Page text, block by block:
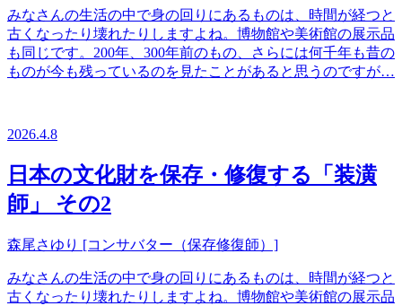
みなさんの生活の中で身の回りにあるものは、時間が経つと
古くなったり壊れたりしますよね。博物館や美術館の展示品
も同じです。200年、300年前のもの、さらには何千年も昔の
ものが今も残っているのを見たことがあると思うのですが…
2026.4.8
日本の文化財を保存・修復する「装潢
師」 その2
森尾さゆり [コンサバター（保存修復師）]
みなさんの生活の中で身の回りにあるものは、時間が経つと
古くなったり壊れたりしますよね。博物館や美術館の展示品